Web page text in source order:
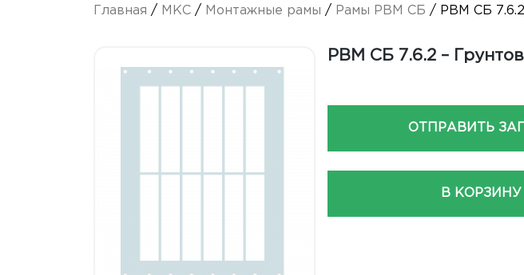
Главная / МКС / Монтажные рамы / Рамы РВМ СБ / РВМ СБ 7.6.2
РВМ СБ 7.6.2 –
ОТПРАВИТЬ
В КОРЗИНУ